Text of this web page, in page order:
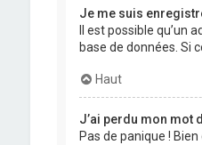
Je me suis
Il est possible
base de données. Si
Haut
J’ai perdu mon mot
Pas de panique !